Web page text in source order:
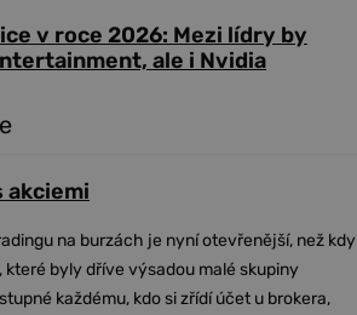
v roce 2026: Mezi lídry by
ale i Nvidia
akciemi
na burzách je nyní otevřenější, než kdy
byly dříve výsadou malé skupiny
každému, kdo si zřídí účet u brokera,